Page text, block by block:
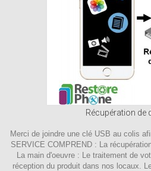
Récupération de
Merci de joindre une clé USB au colis
SERVICE COMPREND : La
La main d'oeuvre : Le traitement de
réception du produit dans nos locaux.